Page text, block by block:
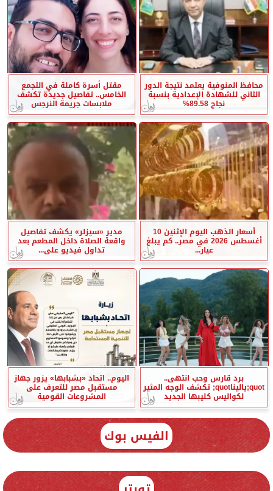
محافظ المنوفية يعتمد نتيجة الدور
الثاني للشهادة الإعدادية بنسبة
نجاح 89.58%
مقتل أسرة كاملة في التجمع
الخامس.. تفاصيل جديدة تكشف
ملابسات جريمة النرجس
أسعار الذهب اليوم الإثنين 10
أغسطس 2026 في مصر.. كم يبلغ
عيار...
مدير «سيزلر» يكشف تفاصيل
واقعة الصلاة داخل المطعم بعد
تداول فيديو على...
برد قارس وحب انتهى..
quot;ياليناquot; تكشف الوجه المثير
لكواليس كليبها الجديد
اليوم.. اتحاد «بشبابها» يزور جهاز
مستقبل مصر للتعرف على
المشروعات القومية
الفيس بوك